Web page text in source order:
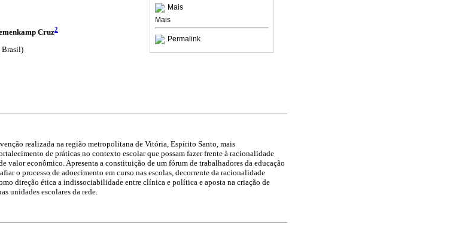
Mais
Mais
Permalink
Cruz2
Brasil)
realizada na região metropolitana de Vitória, Espírito Santo, mais
de práticas no contexto escolar que possam fazer frente à racionalidade
valor econômico. Apresenta a constituição de um fórum de trabalhadores da educação
o processo de adoecimento em curso nas escolas, decorrente da racionalidade
direção ética a indissociabilidade entre clínica e política e aposta na criação de
unidades escolares da rede.